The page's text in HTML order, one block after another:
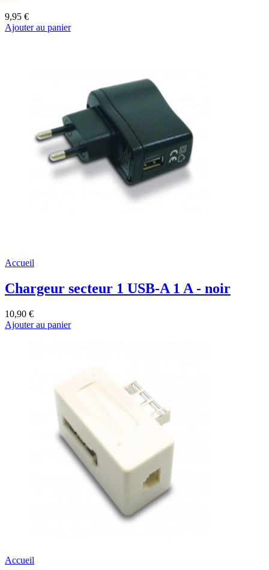
9,95 €
Ajouter au panier
Accueil
Chargeur secteur 1 USB-A 1 A - noir
10,90 €
Ajouter au panier
Accueil